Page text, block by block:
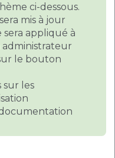
ci-dessous.
mis à jour
sera appliqué à
le bouton
sur les